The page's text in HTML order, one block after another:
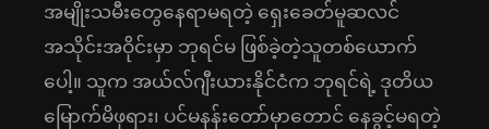
အမျိုးသမီးတွေနေရာမရတဲ့ ရှေးခေတ်မူဆလင်
အသိုင်းအဝိုင်းမှာ ဘုရင်မ ဖြစ်ခဲ့တဲ့သူတစ်ယောက်
ပေါ့။ သူက အယ်လ်ဂျီးယားနိုင်ငံက ဘုရင်ရဲ့ ဒုတိယ
မြောက်မိဖုရား၊ ပင်မနန်းတော်မှာတောင် နေခွင့်မရတဲ့